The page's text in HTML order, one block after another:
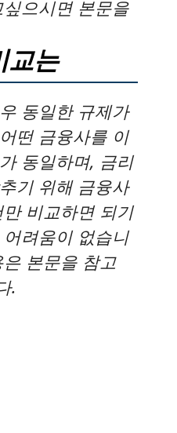
으시면 본문을
교는
동일한 규제가
떤 금융사를 이
동일하며, 금리
기 위해 금융사
비교하면 되기
려움이 없습니
본문을 참고
.